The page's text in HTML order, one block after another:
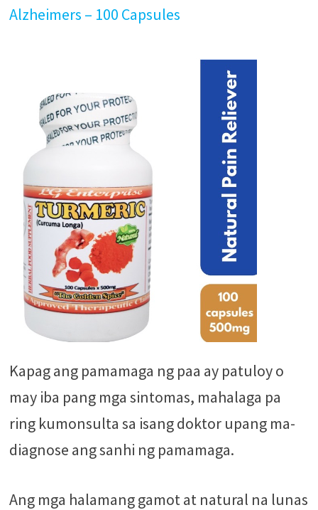
Alzheimers – 100 Capsules
Kapag ang pamamaga ng paa ay patuloy o
may iba pang mga sintomas, mahalaga pa
ring kumonsulta sa isang doktor upang ma-
diagnose ang sanhi ng pamamaga.
Ang mga halamang gamot at natural na lunas